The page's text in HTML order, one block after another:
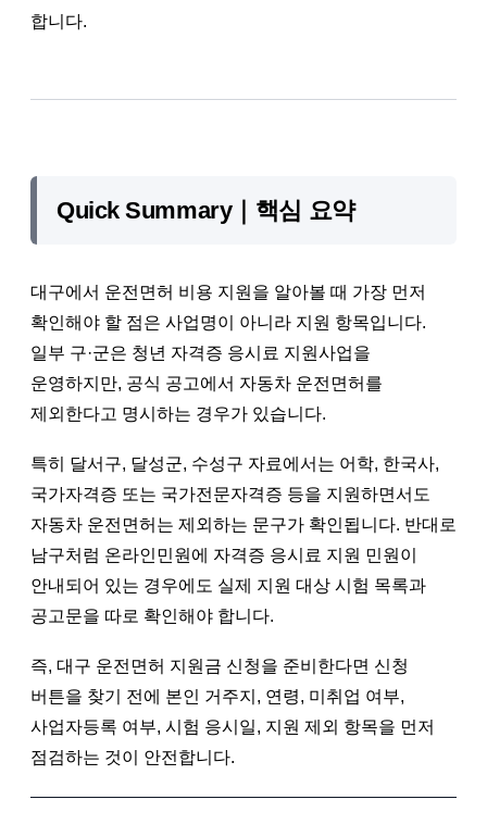
합니다.
Quick Summary｜핵심 요약
대구에서 운전면허 비용 지원을 알아볼 때 가장 먼저
확인해야 할 점은 사업명이 아니라 지원 항목입니다.
일부 구·군은 청년 자격증 응시료 지원사업을
운영하지만, 공식 공고에서 자동차 운전면허를
제외한다고 명시하는 경우가 있습니다.
특히 달서구, 달성군, 수성구 자료에서는 어학, 한국사,
국가자격증 또는 국가전문자격증 등을 지원하면서도
자동차 운전면허는 제외하는 문구가 확인됩니다. 반대로
남구처럼 온라인민원에 자격증 응시료 지원 민원이
안내되어 있는 경우에도 실제 지원 대상 시험 목록과
공고문을 따로 확인해야 합니다.
즉, 대구 운전면허 지원금 신청을 준비한다면 신청
버튼을 찾기 전에 본인 거주지, 연령, 미취업 여부,
사업자등록 여부, 시험 응시일, 지원 제외 항목을 먼저
점검하는 것이 안전합니다.